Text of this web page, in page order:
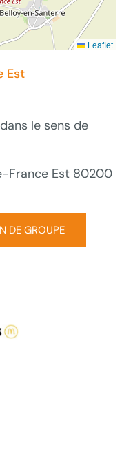
Leaflet
Est
le sens de
France Est 80200
DE GROUPE